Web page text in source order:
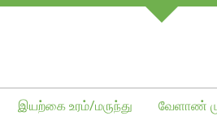
இயற்கை உரம்/மருந்து வேளாண்